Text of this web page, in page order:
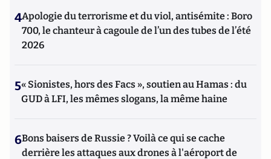
4Apologie du terrorisme et du viol, antisémite : Boro
700, le chanteur à cagoule de l’un des tubes de l’été
2026
5« Sionistes, hors des Facs », soutien au Hamas : du
GUD à LFI, les mêmes slogans, la même haine
6Bons baisers de Russie ? Voilà ce qui se cache
derrière les attaques aux drones à l'aéroport de